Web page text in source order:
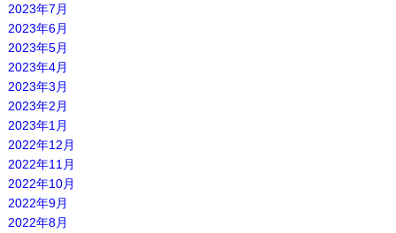
2023年7月
2023年6月
2023年5月
2023年4月
2023年3月
2023年2月
2023年1月
2022年12月
2022年11月
2022年10月
2022年9月
2022年8月